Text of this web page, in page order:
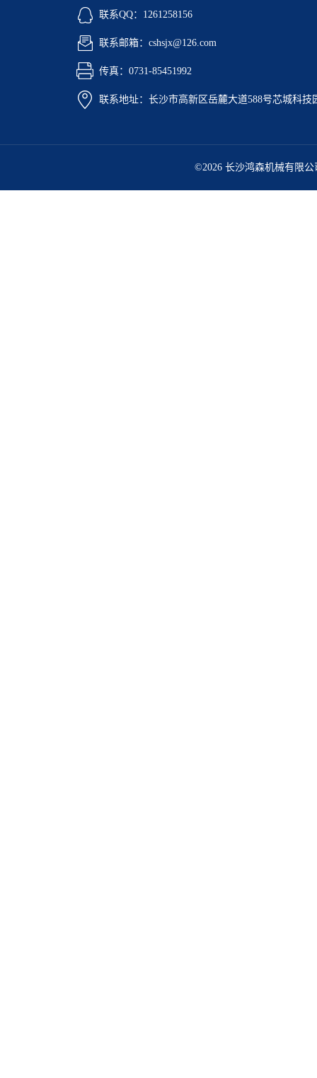
联系QQ：1261258156
联系邮箱：cshsjx@126.com
传真：0731-85451992
联系地址：长沙市高新区岳麓大道588号芯城科技
©2026 长沙鸿森机械有限